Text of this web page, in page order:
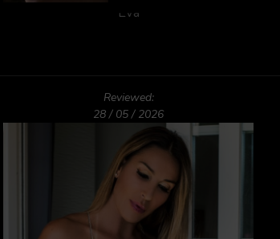
Eva
Reviewed:
28 / 05 / 2026